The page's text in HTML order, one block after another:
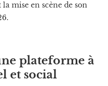
mise en scène de son
plateforme à
et social